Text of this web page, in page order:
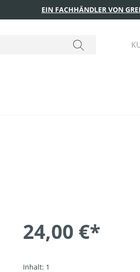
EIN FACHHÄNDLER VON
24,00 €*
Inhalt: 1